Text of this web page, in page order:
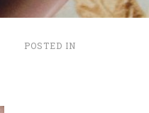
POSTED IN